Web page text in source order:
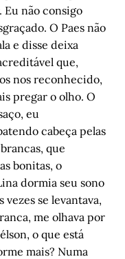
Capítulo 5 –
Fischer
3, por Geraldo
Gigante,
, por Paulo
Teatro
, por
civil, novas
Arnoldo
Eu não consigo
O Paes não
e disse deixa
que,
nos reconhecido,
pregar o olho. O
eu
cabeça pelas
que
bonitas, o
dormia seu sono
vezes se levantava,
me olhava por
o que está
mais? Numa